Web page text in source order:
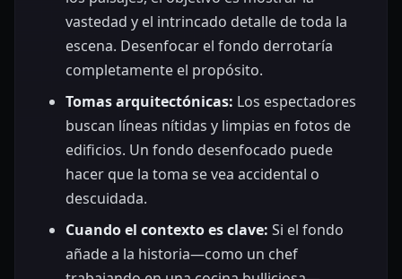
vastedad y el intrincado detalle de toda la
escena. Desenfocar el fondo derrotaría
completamente el propósito.
Tomas arquitectónicas: Los espectadores
buscan líneas nítidas y limpias en fotos de
edificios. Un fondo desenfocado puede
hacer que la toma se vea accidental o
descuidada.
Cuando el contexto es clave: Si el fondo
añade a la historia—como un chef